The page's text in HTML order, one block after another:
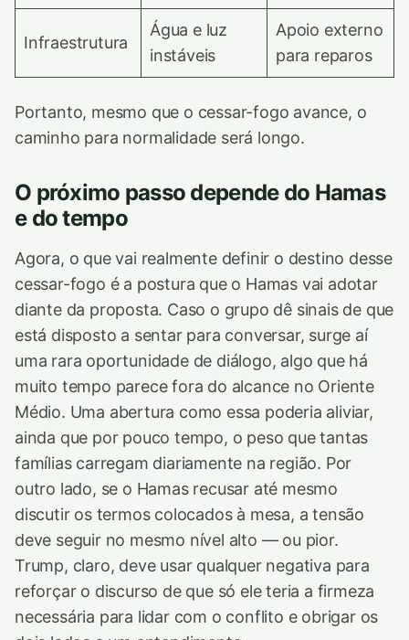
Infraestrutura
Água e luz
instáveis
Apoio externo
para reparos
Portanto, mesmo que o cessar-fogo avance, o
caminho para normalidade será longo.
O próximo passo depende do Hamas
e do tempo
Agora, o que vai realmente definir o destino desse
cessar-fogo é a postura que o Hamas vai adotar
diante da proposta. Caso o grupo dê sinais de que
está disposto a sentar para conversar, surge aí
uma rara oportunidade de diálogo, algo que há
muito tempo parece fora do alcance no Oriente
Médio. Uma abertura como essa poderia aliviar,
ainda que por pouco tempo, o peso que tantas
famílias carregam diariamente na região. Por
outro lado, se o Hamas recusar até mesmo
discutir os termos colocados à mesa, a tensão
deve seguir no mesmo nível alto — ou pior.
Trump, claro, deve usar qualquer negativa para
reforçar o discurso de que só ele teria a firmeza
necessária para lidar com o conflito e obrigar os